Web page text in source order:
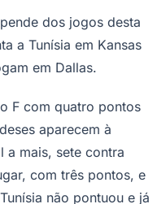
dos jogos desta
a Tunísia em Kansas
em Dallas.
F com quatro pontos
aparecem à
a mais, sete contra
com três pontos, e
não pontuou e já